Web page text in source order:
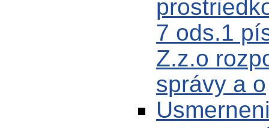
7 ods.1
Z.z.o
správy a o